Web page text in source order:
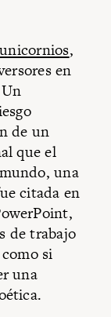
,
en
de un
que el
una
citada en
de trabajo
si
una